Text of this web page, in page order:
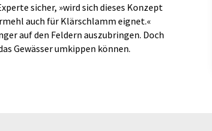
sicher, »wird sich dieses Konzept
auch für Klärschlamm eignet.«
auf den Feldern auszubringen. Doch
Gewässer umkippen können.